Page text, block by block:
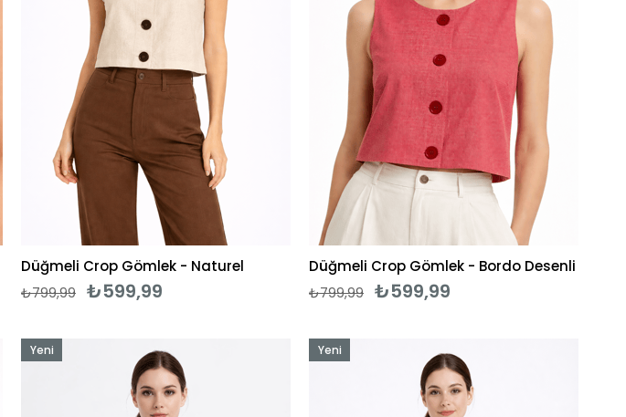
Düğmeli Crop Gömlek - Naturel
₺599,99
₺799,99
Düğmeli Crop Gömlek - Bordo Desenli
₺599,99
₺799,99
Yeni
Yeni